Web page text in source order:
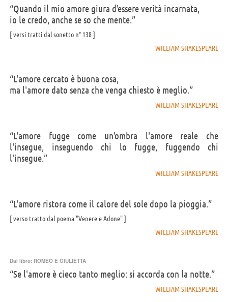
“Quando il mio amore giura d'essere verità incarnata,
io le credo, anche se so che mente.”
versi tratti dal sonetto n° 138
WILLIAM SHAKESPEARE
“L'amore cercato è buona cosa,
ma l'amore dato senza che venga chiesto è meglio.”
WILLIAM SHAKESPEARE
“L'amore fugge come un'ombra l'amore reale che
l'insegue, inseguendo chi lo fugge, fuggendo chi
l'insegue.”
WILLIAM SHAKESPEARE
“L'amore ristora come il calore del sole dopo la pioggia.”
verso tratto dal poema "Venere e Adone"
WILLIAM SHAKESPEARE
Dal libro: ROMEO E GIULIETTA
“Se l'amore è cieco tanto meglio: si accorda con la notte.”
WILLIAM SHAKESPEARE